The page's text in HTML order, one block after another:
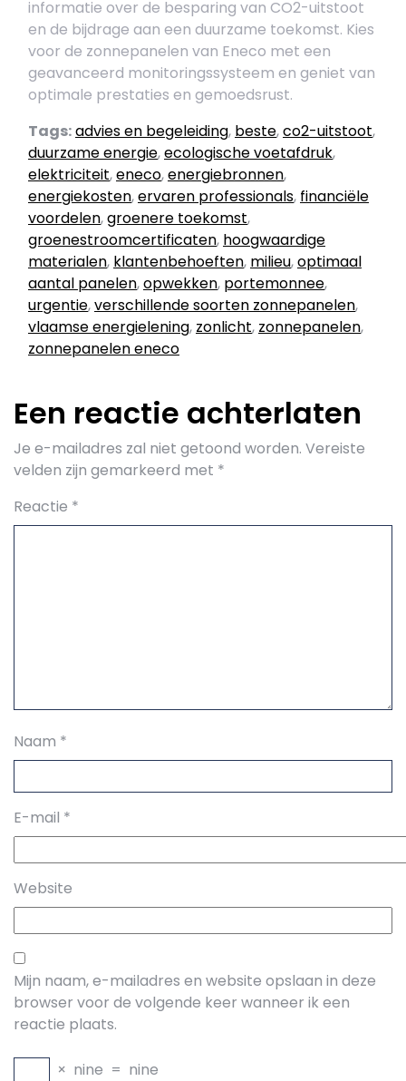
informatie over de besparing van CO2-uitstoot
en de bijdrage aan een duurzame toekomst. Kies
voor de zonnepanelen van Eneco met een
geavanceerd monitoringssysteem en geniet van
optimale prestaties en gemoedsrust.
Tags:advies en begeleiding, beste,co2-uitstoot,
duurzame energie,ecologische voetafdruk,
elektriciteit,eneco,energiebronnen,
energiekosten,ervaren professionals, financiële
voordelen,groenere toekomst,
groenestroomcertificaten, hoogwaardige
materialen, klantenbehoeften, milieu,optimaal
aantal panelen,opwekken, portemonnee,
urgentie,verschillende soorten zonnepanelen,
vlaamse energielening, zonlicht, zonnepanelen,
zonnepanelen eneco
Een reactie achterlaten
Je e-mailadres zal niet getoond worden. Vereiste
velden zijn gemarkeerd met *
Reactie *
Naam *
E-mail *
Website
Mijn naam, e-mailadres en website opslaan in deze
browser voor de volgende keer wanneer ik een
reactie plaats.
× nine = nine